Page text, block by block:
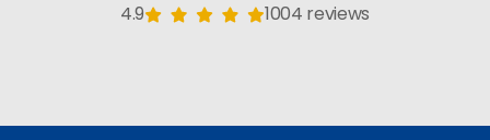
4.9 1004 reviews